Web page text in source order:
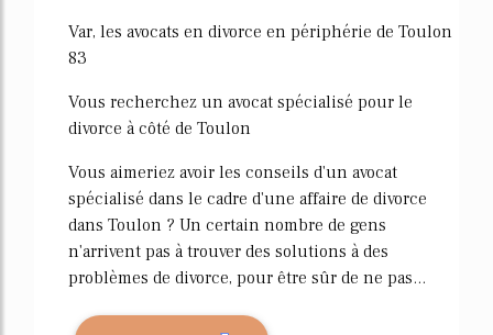
Var, les avocats en divorce en périphérie de Toulon
83
Vous recherchez un avocat spécialisé pour le
divorce à côté de Toulon
Vous aimeriez avoir les conseils d'un avocat
spécialisé dans le cadre d'une affaire de divorce
dans Toulon ? Un certain nombre de gens
n'arrivent pas à trouver des solutions à des
problèmes de divorce, pour être sûr de ne pas...